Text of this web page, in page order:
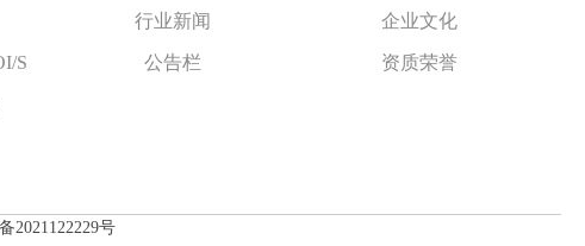
S
行业新闻
公告栏
企业文化
资质荣誉
2021122229号